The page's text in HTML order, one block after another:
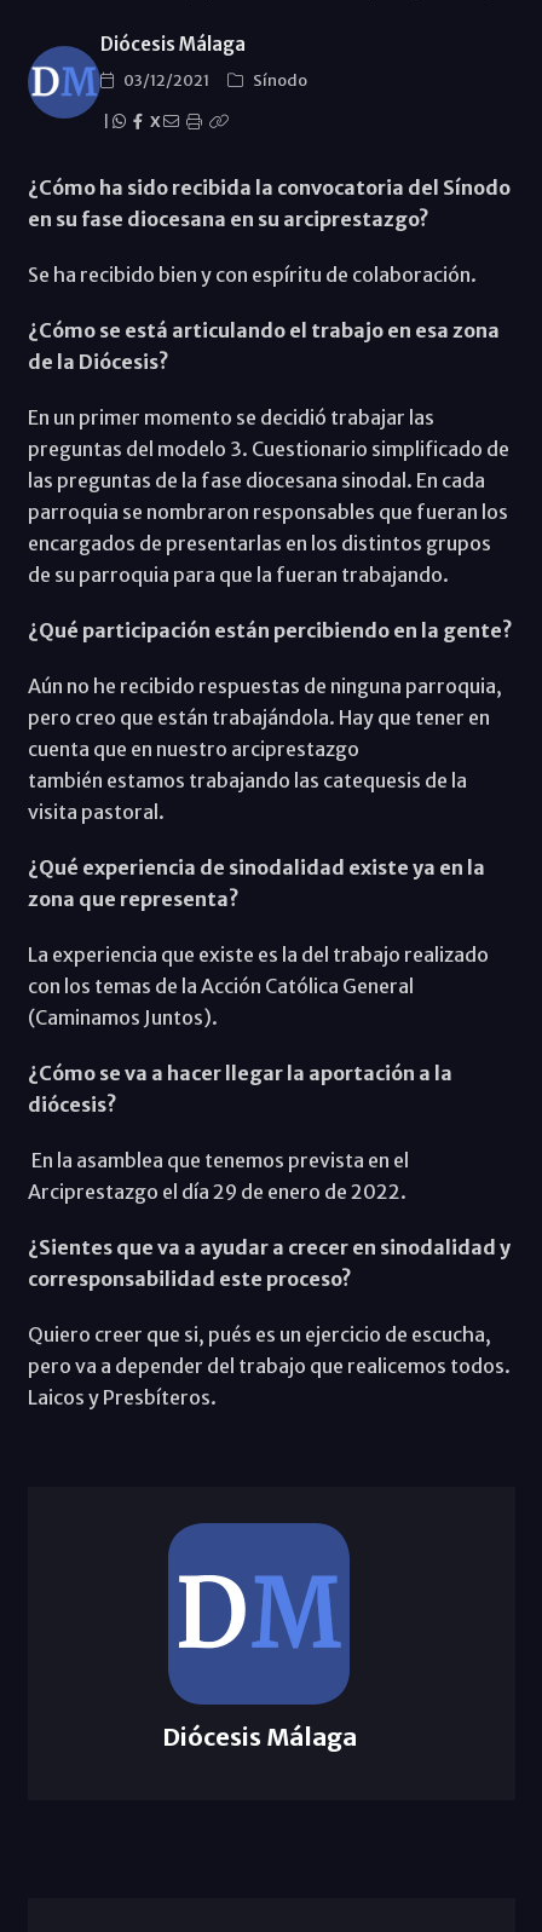
Diócesis Málaga
03/12/2021
Sínodo
X
¿Cómo ha sido recibida la convocatoria del Sínodo
en su fase diocesana en su arciprestazgo?
Se ha recibido bien y con espíritu de colaboración.
¿Cómo se está articulando el trabajo en esa zona
de la Diócesis?
En un primer momento se decidió trabajar las
preguntas del modelo 3. Cuestionario simplificado de
las preguntas de la fase diocesana sinodal. En cada
parroquia se nombraron responsables que fueran los
encargados de presentarlas en los distintos grupos
de su parroquia para que la fueran trabajando.
¿Qué participación están percibiendo en la gente?
Aún no he recibido respuestas de ninguna parroquia,
pero creo que están trabajándola. Hay que tener en
cuenta que en nuestro arciprestazgo
también estamos trabajando las catequesis de la
visita pastoral.
¿Qué experiencia de sinodalidad existe ya en la
zona que representa?
La experiencia que existe es la del trabajo realizado
con los temas de la Acción Católica General
(Caminamos Juntos).
¿Cómo se va a hacer llegar la aportación a la
diócesis?
En la asamblea que tenemos prevista en el
Arciprestazgo el día 29 de enero de 2022.
¿Sientes que va a ayudar a crecer en sinodalidad y
corresponsabilidad este proceso?
Quiero creer que si, pués es un ejercicio de escucha,
pero va a depender del trabajo que realicemos todos.
Laicos y Presbíteros.
Diócesis Málaga